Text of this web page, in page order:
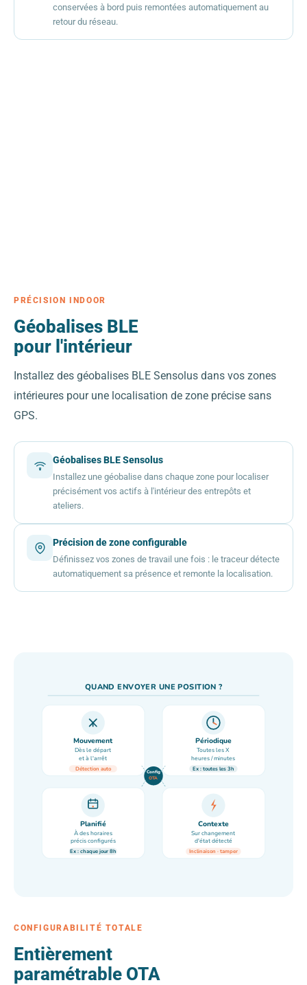
conservées à bord puis remontées automatiquement au
retour du réseau.
PRÉCISION INDOOR
Géobalises BLE
pour l'intérieur
Installez des géobalises BLE Sensolus dans vos zones
intérieures pour une localisation de zone précise sans
GPS.
Géobalises BLE Sensolus
Installez une géobalise dans chaque zone pour localiser
précisément vos actifs à l'intérieur des entrepôts et
ateliers.
Précision de zone configurable
Définissez vos zones de travail une fois : le traceur détecte
automatiquement sa présence et remonte la localisation.
QUAND ENVOYER UNE POSITION ?
Mouvement
Dès le départ
et à l'arrêt
Détection auto
Périodique
Toutes les X
heures / minutes
Ex : toutes les 3h
Planifié
À des horaires
précis configurés
Ex : chaque jour 8h
Contexte
Sur changement
d'état détecté
Inclinaison · tamper
Config
OTA
CONFIGURABILITÉ TOTALE
Entièrement
paramétrable OTA